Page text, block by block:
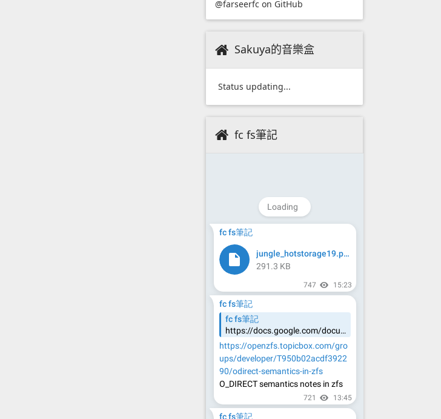
@farseerfc on GitHub
Sakuya的音樂盒
Status updating...
fc fs筆記